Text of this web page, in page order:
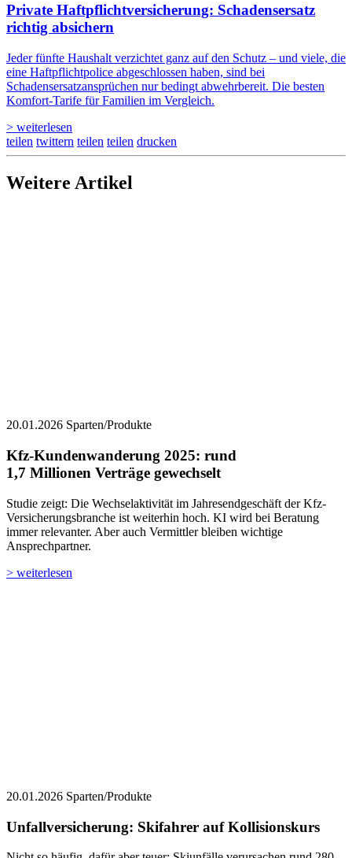
Private Haftpflicht­versicherung: Schadensersatz
richtig absichern
Jeder fünfte Haushalt verzichtet ganz auf den Schutz – und viele, die
eine Haftpflichtpolice abgeschlossen haben, sind bei
Schadensersatzansprüchen nur bedingt abwehrbereit. Die besten
Komfort-Tarife für Familien im Vergleich.
> weiterlesen
teilen twittern teilen teilen drucken
Weitere Artikel
20.01.2026 Sparten/Produkte
Kfz-Kundenwanderung 2025: ­rund
1,7 Millionen Verträge gewechselt
Studie zeigt: Die Wechselaktivität im Jahresendgeschäft der Kfz-
Versicherungsbranche ist weiterhin hoch. KI wird bei Beratung
immer relevanter. Aber auch Vermittler bleiben wichtige
Ansprechpartner.
> weiterlesen
20.01.2026 Sparten/Produkte
Unfallversicherung: Skifahrer auf Kollisionskurs